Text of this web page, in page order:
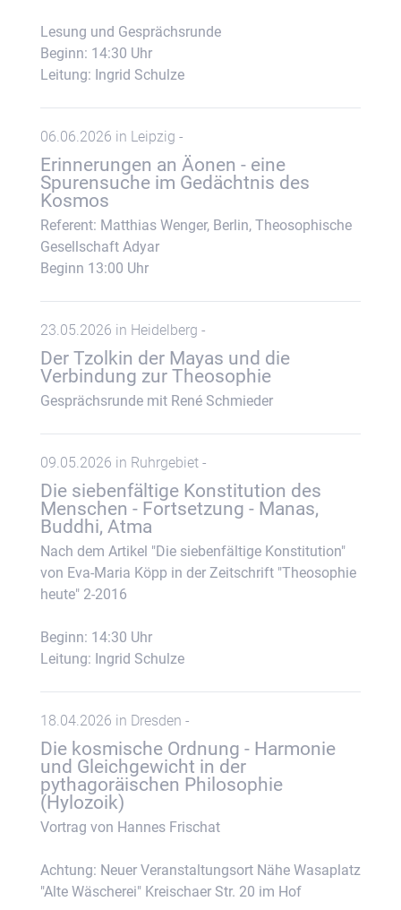
Lesung und Gesprächsrunde
Beginn: 14:30 Uhr
Leitung: Ingrid Schulze
06.06.2026 in Leipzig -
Erinnerungen an Äonen - eine
Spurensuche im Gedächtnis des
Kosmos
Referent: Matthias Wenger, Berlin, Theosophische
Gesellschaft Adyar
Beginn 13:00 Uhr
23.05.2026 in Heidelberg -
Der Tzolkin der Mayas und die
Verbindung zur Theosophie
Gesprächsrunde mit René Schmieder
09.05.2026 in Ruhrgebiet -
Die siebenfältige Konstitution des
Menschen - Fortsetzung - Manas,
Buddhi, Atma
Nach dem Artikel "Die siebenfältige Konstitution"
von Eva-Maria Köpp in der Zeitschrift "Theosophie
heute" 2-2016
Beginn: 14:30 Uhr
Leitung: Ingrid Schulze
18.04.2026 in Dresden -
Die kosmische Ordnung - Harmonie
und Gleichgewicht in der
pythagoräischen Philosophie
(Hylozoik)
Vortrag von Hannes Frischat
Achtung: Neuer Veranstaltungsort Nähe Wasaplatz
"Alte Wäscherei" Kreischaer Str. 20 im Hof